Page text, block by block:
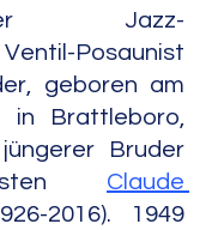
Jazz-
Posaunist
geboren am
in Brattleboro,
Bruder
Claude
2016). 1949